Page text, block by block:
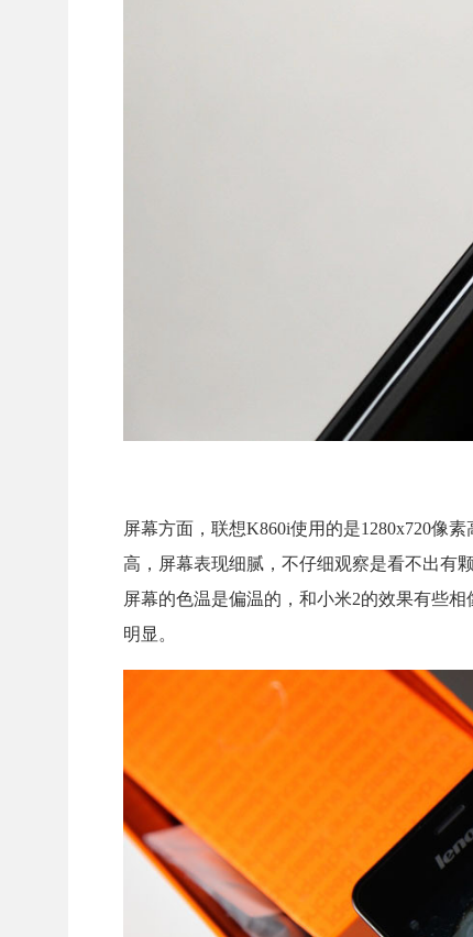
屏幕方面，联想K860i使用的是1280x720像
高，屏幕表现细腻，不仔细观察是看不出有
屏幕的色温是偏温的，和小米2的效果有些
明显。